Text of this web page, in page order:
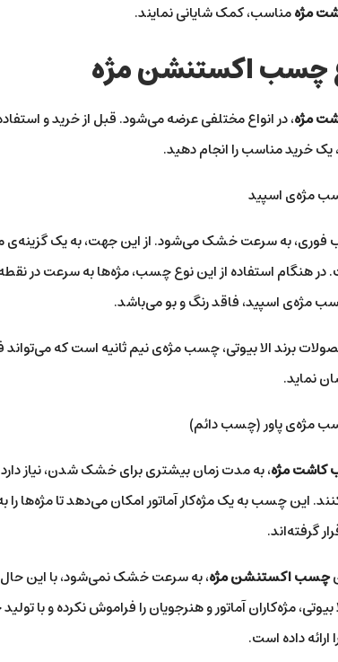
مژهمناسب، کمک شایانی نمایند.
چسب اکستنشن مژه
مژه، در انواع مختلفی عرضه می‌شود. قبل از خرید و
یک خرید مناسب را انجام دهید.
مژه‌ی اسپید
به سرعت خشک می‌شود. از این جهت، به یک گزینه‌ی
هنگام استفاده از این نوع چسب، مژه‌ها به سرعت در
مژه‌ی اسپید، فاقد رنگ و بو می‌باشد.
برند الا بیوتی، چسب مژه‌ی نیم ثانیه است که می‌تواند
نماید.
مژه‌ی پاور (چسب دائم)
مژه، به مدت زمان بیشتری برای خشک شدن، نیاز
این چسب به یک مژه‌کار آماتور امکان می‌دهد تا مژه‌ها را
گرفته‌اند.
چسب اکستنشن مژه، به سرعت خشک نمی‌شود، با این
بیوتی، مژه‌کاران آماتور و هنرجویان را فراموش نکرده و با
ارائه داده است.